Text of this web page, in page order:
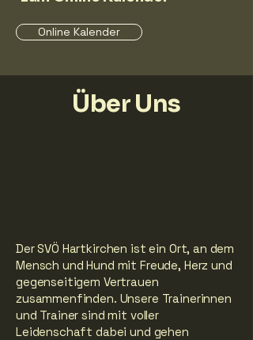
Online Kalender
Über Uns
Der SVÖ Hartkirchen ist ein Ort, an dem
Mensch und Hund mit Freude, Herz und
gegenseitigem Vertrauen
zusammenfinden. Unsere Trainerinnen
und Trainer sind mit voller
Leidenschaft dabei und gehen